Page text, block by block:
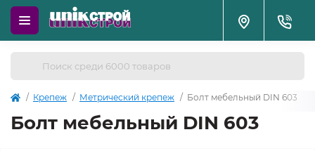
Крепеж Метрический крепеж Болт мебельный DIN 603
Болт мебельный DIN 603